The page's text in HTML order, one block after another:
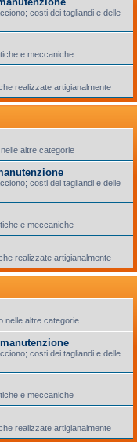
costi dei tagliandi e delle
e meccaniche
realizzate artigianalmente
altre categorie
costi dei tagliandi e delle
e meccaniche
realizzate artigianalmente
nelle altre categorie
costi dei tagliandi e delle
e meccaniche
realizzate artigianalmente